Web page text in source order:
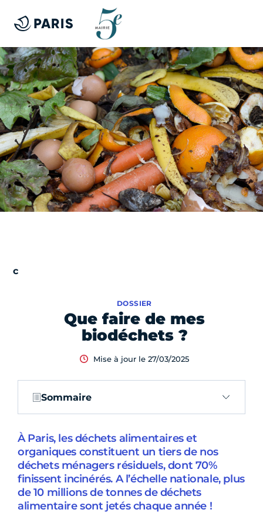
Que faire de mes
biodéchets ?
DOSSIER
Mise à jour le 27/03/2025
Sommaire
À Paris, les déchets alimentaires et
organiques constituent un tiers de nos
déchets ménagers résiduels, dont 70%
finissent incinérés. A l’échelle nationale, plus
de 10 millions de tonnes de déchets
alimentaire sont jetés chaque année !